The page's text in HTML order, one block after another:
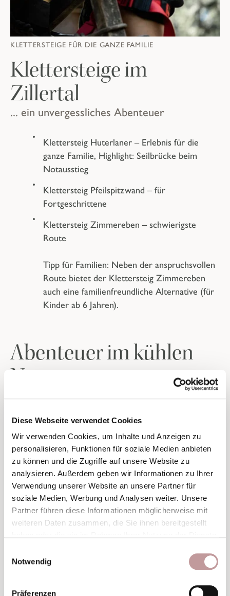
Diese Webseite verwendet Cookies
Wir verwenden Cookies, um Inhalte und Anzeigen zu
personalisieren, Funktionen für soziale Medien anbieten
zu können und die Zugriffe auf unsere Website zu
analysieren. Außerdem geben wir Informationen zu Ihrer
Verwendung unserer Website an unsere Partner für
soziale Medien, Werbung und Analysen weiter. Unsere
Partner führen diese Informationen möglicherweise mit
weiteren Daten zusammen, die Sie ihnen bereitgestellt
Notwendig
Präferenzen
... ein unvergessliches Abenteuer
Klettersteige im
Zillertal
Klettersteig Huterlaner – Erlebnis für die
ganze Familie, Highlight: Seilbrücke beim
Notausstieg
Klettersteig Pfeilspitzwand – für
Fortgeschrittene
Klettersteig Zimmereben – schwierigste
Route
Tipp für Familien: Neben der anspruchsvollen
Route bietet der Klettersteig Zimmereben
auch eine familienfreundliche Alternative (für
Kinder ab 6 Jahren).
KLETTERSTEIGE FÜR DIE GANZE FAMILIE
Canyoning im Zillertal
Teenagern ist das Canyoning. Mit Seil, Canyoninggurt,
den ersten Canyon. Gemeinsam mit erfahrenen
Abenteuer im kühlen
Nass